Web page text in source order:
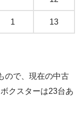
1 13
ので、現在の中古
クスターは23台あ